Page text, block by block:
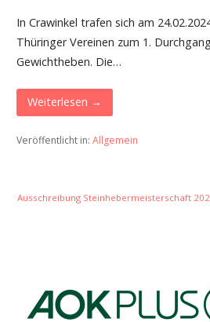
In Crawinkel trafen sich am
Thüringer Vereinen zum 1.
Gewichtheben. Die…
Weiterlesen →
Veröffentlicht in: Allgemein
Ausschreibung Steinhebermeisterschaft